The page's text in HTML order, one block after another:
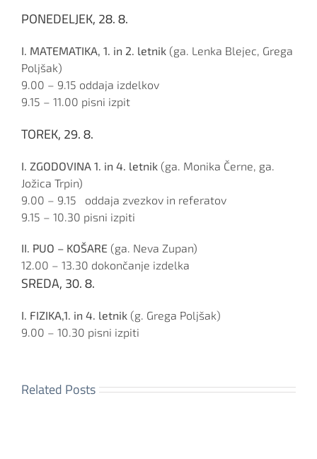
PONEDELJEK, 28. 8.
I. MATEMATIKA, 1. in 2. letnik (ga. Lenka Blejec, Grega
Poljšak)
9.00 – 9.15 oddaja izdelkov
9.15 – 11.00 pisni izpit
TOREK, 29. 8.
I. ZGODOVINA 1. in 4. letnik (ga. Monika Černe, ga.
Jožica Trpin)
9.00 – 9.15 oddaja zvezkov in referatov
9.15 – 10.30 pisni izpiti
II. PUO – KOŠARE (ga. Neva Zupan)
12.00 – 13.30 dokončanje izdelka
SREDA, 30. 8.
I. FIZIKA,1. in 4. letnik (g. Grega Poljšak)
9.00 – 10.30 pisni izpiti
Related Posts